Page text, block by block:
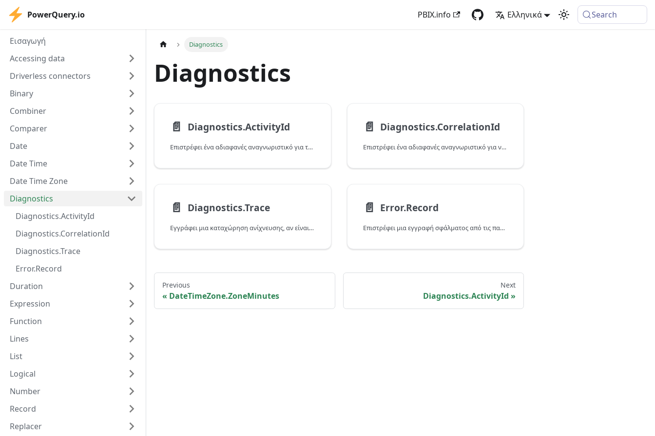
PowerQuery.io PBIX.info Ελληνικά Search
Εισαγωγή
Accessing data
Driverless connectors
Binary
Combiner
Comparer
Date
Date Time
Date Time Zone
Diagnostics
Diagnostics.ActivityId
Diagnostics.CorrelationId
Diagnostics.Trace
Error.Record
Duration
Expression
Function
Lines
List
Logical
Number
Record
Replacer
Diagnostics
Diagnostics
📄️ Diagnostics.ActivityId
Επιστρέφει ένα αδιαφανές αναγνωριστικό για την τρέχουσα αξιολόγηση που εκτελείται.
📄️ Diagnostics.CorrelationId
Επιστρέφει ένα αδιαφανές αναγνωριστικό για να συσχετίσει τις εισερχόμενες αιτήσεις με τις εξερχόμενες.
📄️ Diagnostics.Trace
Εγγράφει μια καταχώρηση ανίχνευσης, αν είναι ενεργοποιημένη η ανίχνευση, και επιστρέφει την τιμή.
📄️ Error.Record
Επιστρέφει μια εγγραφή σφάλματος από τις παρεχόμενες τιμές κειμένου για την αιτία, το μήνυμα, τις λεπτομέρειες και τον κωδικό σφάλματος.
Previous
DateTimeZone.ZoneMinutes
Next
Diagnostics.ActivityId